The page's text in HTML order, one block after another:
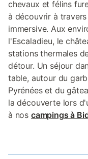
chevaux et félins
à découvrir à
immersive. Aux
l'Escaladieu, le
stations thermales
détour. Un séjour
table, autour du
Pyrénées et du
la découverte lors
à nos campings à